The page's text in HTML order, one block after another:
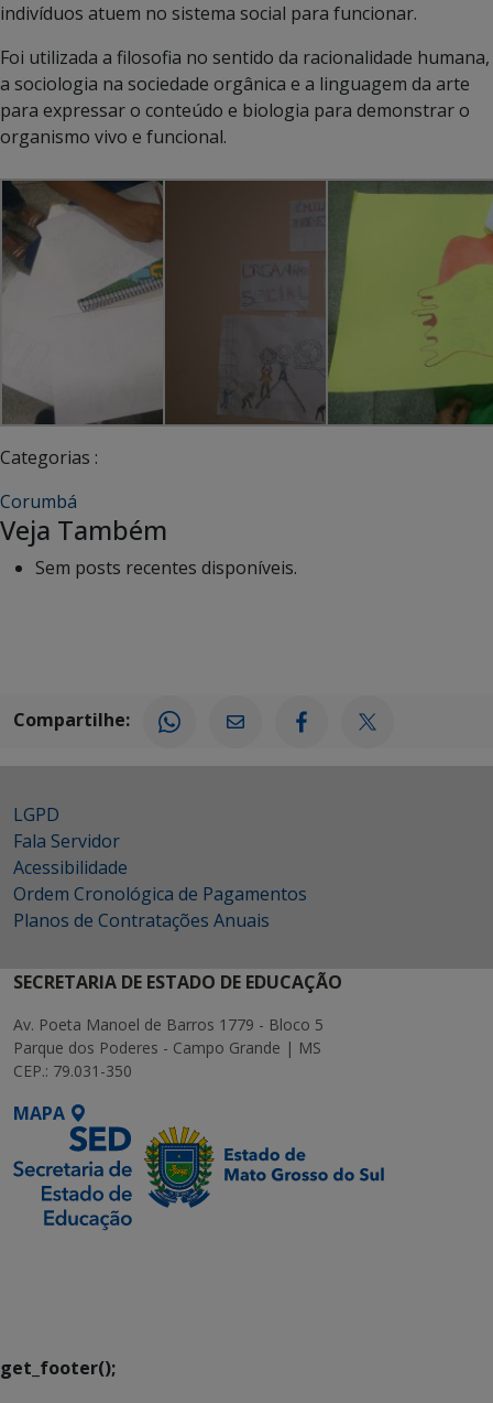
indivíduos atuem no sistema social para funcionar.
Foi utilizada a filosofia no sentido da racionalidade humana,
a sociologia na sociedade orgânica e a linguagem da arte
para expressar o conteúdo e biologia para demonstrar o
organismo vivo e funcional.
Categorias :
Corumbá
Veja Também
Sem posts recentes disponíveis.
Compartilhe:
LGPD
Fala Servidor
Acessibilidade
Ordem Cronológica de Pagamentos
Planos de Contratações Anuais
SECRETARIA DE ESTADO DE EDUCAÇÃO
Av. Poeta Manoel de Barros 1779 - Bloco 5
Parque dos Poderes - Campo Grande | MS
CEP.: 79.031-350
MAPA
get_footer();